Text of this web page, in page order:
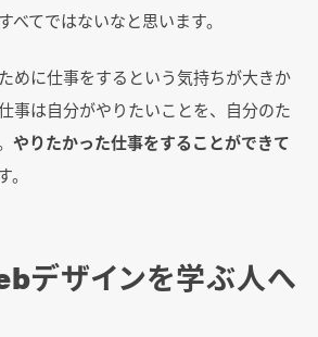
べてではないなと思います。
めに仕事をするという気持ちが大きか
事は自分がやりたいことを、自分のた
やりたかった仕事をすることができて
デザインを学ぶ人へ